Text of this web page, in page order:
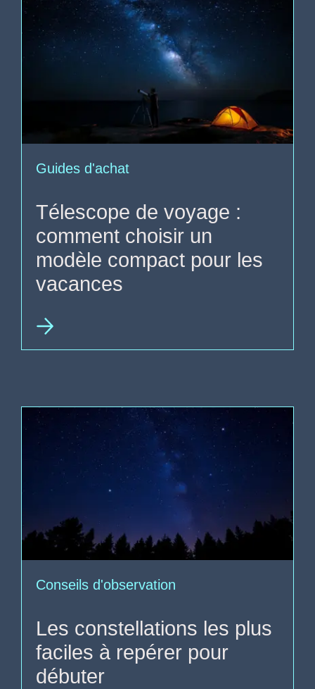
Guides d'achat
Télescope de voyage :
comment choisir un
modèle compact pour les
vacances
Conseils d'observation
Les constellations les plus
faciles à repérer pour
débuter